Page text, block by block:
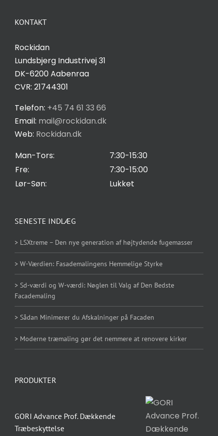
KONTAKT
Rockidan
Lundsbjerg Industrivej 31
DK-6200 Aabenraa
CVR: 21744301
Telefon: +45 74 61 33 66
Email: mail@rockidan.dk
Web: Rockidan.dk
Man-Tors:
7:30-15:30
Fre:
7:30-15:00
Lør-Søn:
Lukket
Salgs- og leveringsbetingelser
Privatlivspolitik
Cookie Indstilling
SENESTE INDLÆG
> LSXtreme – Den nye generation af højtydende fugemasser
> W-Værdien: Fasademalingens Hemmelige Styrke
> Sd-værdi og W-værdi: Nøglen til Valg af Den Bedste
Facademaling
> Sådan Minimerer du Afskalninger på Facaden
> Moderne træmaling gør det nemmere at renovere kirker
PRODUKTER
GORI Advance Prof. Dækkende
Træbeskyttelse
nægter disse
forsvinder
nogle
funktioner fra
Marketing
Ved at
interesser
og
øger du
chancen
for at se
personligt
tilpasset
indhold og
tilbud.